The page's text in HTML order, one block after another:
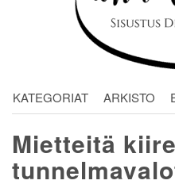
KATEGORIAT ARKISTO
Mietteitä